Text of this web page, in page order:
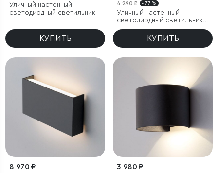
Уличный настенный
светодиодный светильник
КУПИТЬ
4 290 ₽ - 77 %
Уличный настенный
светодиодный светильник
Nimbus IP54
КУПИТЬ
8 970 ₽ 3 980 ₽